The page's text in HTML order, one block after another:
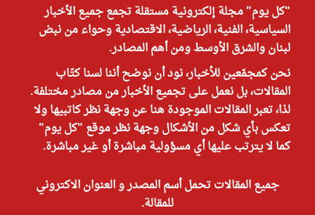
"كل يوم" مجلة إلكترونية مستقلة تجمع جميع الأخبار
السياسية، الفنية، الرياضية، الاقتصادية وحواء من نبض
لبنان والشرق الأوسط ومن أهم المصادر.
نحن كمجمّعين للأخبار، نود أن نوضح أننا لسنا كتّاب
المقالات، بل نعمل على تجميع الأخبار من مصادر مختلفة.
لذا، تعبر المقالات الموجودة هنا عن وجهة نظر كاتبيها ولا
تعكس بأي شكل من الأشكال وجهة نظر موقع "كل يوم"
كما لا يترتب عليها أي مسؤولية مباشرة أو غير مباشرة.
جميع المقالات تحمل أسم المصدر و العنوان الاكتروني
للمقالة.